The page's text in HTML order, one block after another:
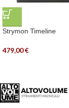
Strymon Timeline
479,00€